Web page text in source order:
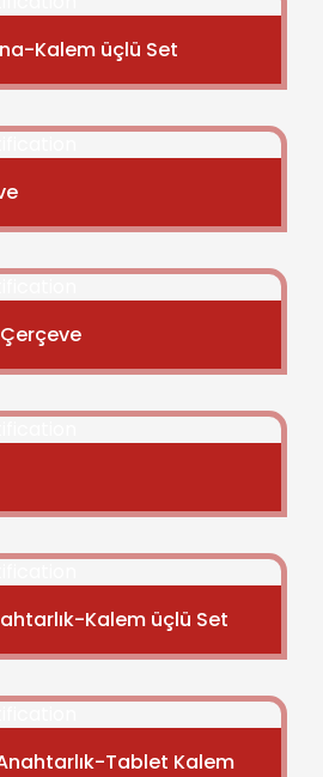
Kalem üçlü Set
Kalem üçlü Set
Tablet Kalem